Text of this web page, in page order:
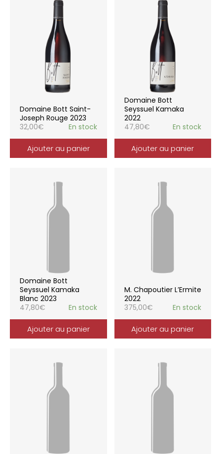
Domaine Bott Saint-
Joseph Rouge 2023
32,00€ En stock
Ajouter au panier
Domaine Bott
Seyssuel Kamaka
2022
47,80€ En stock
Ajouter au panier
Domaine Bott
Seyssuel Kamaka
Blanc 2023
47,80€ En stock
Ajouter au panier
M. Chapoutier L’Ermite
2022
375,00€ En stock
Ajouter au panier